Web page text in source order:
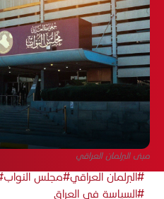
مبنى البرلمان العراقي
#البرلمان العراقي#مجلس النواب
#السياسة في العراق